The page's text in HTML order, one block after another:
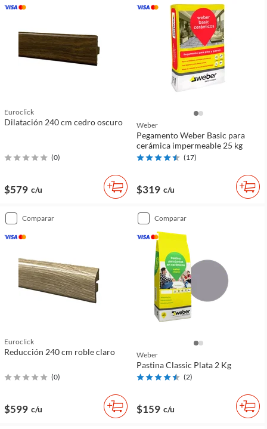
Euroclick
Dilatación 240 cm cedro oscuro
(0)
$579 c/u
Weber
Pegamento Weber Basic para
cerámica impermeable 25 kg
(17)
$319 c/u
comparar
Euroclick
Reducción 240 cm roble claro
(0)
$599 c/u
comparar
Weber
Pastina Classic Plata 2 Kg
(2)
$159 c/u